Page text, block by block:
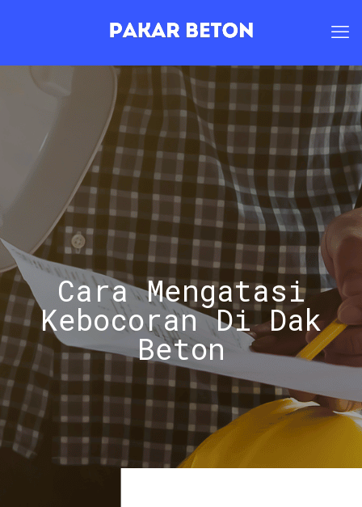
Cara Mengatasi
Kebocoran Di Dak
Beton